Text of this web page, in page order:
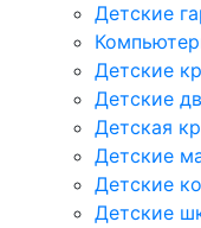
Детские
Детские
Детские
Детская
Детские
Детские
Детские